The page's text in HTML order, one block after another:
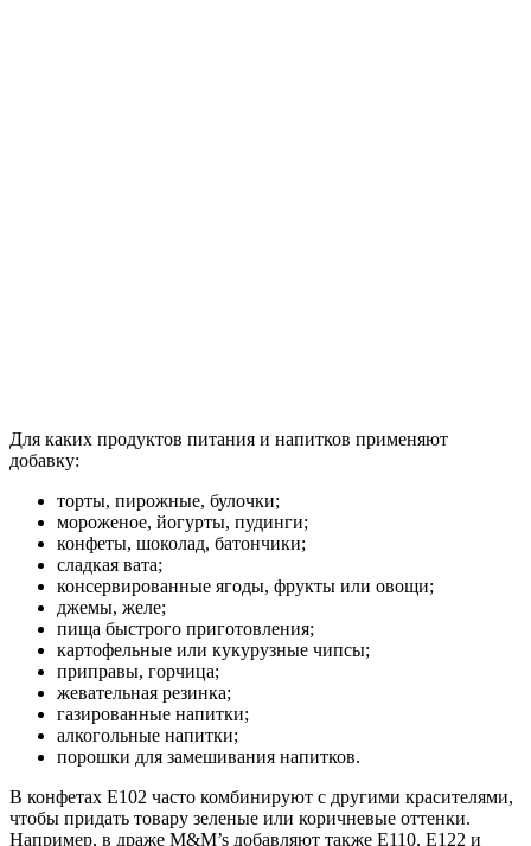
Для каких продуктов питания и напитков применяют
добавку:
торты, пирожные, булочки;
мороженое, йогурты, пудинги;
конфеты, шоколад, батончики;
сладкая вата;
консервированные ягоды, фрукты или овощи;
джемы, желе;
пища быстрого приготовления;
картофельные или кукурузные чипсы;
приправы, горчица;
жевательная резинка;
газированные напитки;
алкогольные напитки;
порошки для замешивания напитков.
В конфетах Е102 часто комбинируют с другими красителями,
чтобы придать товару зеленые или коричневые оттенки.
Например, в драже M&M’s добавляют также Е110, Е122 и